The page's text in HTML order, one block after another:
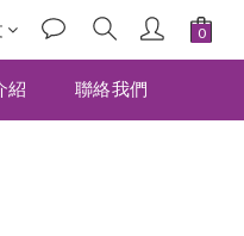
紹 聯絡我們
立即購買